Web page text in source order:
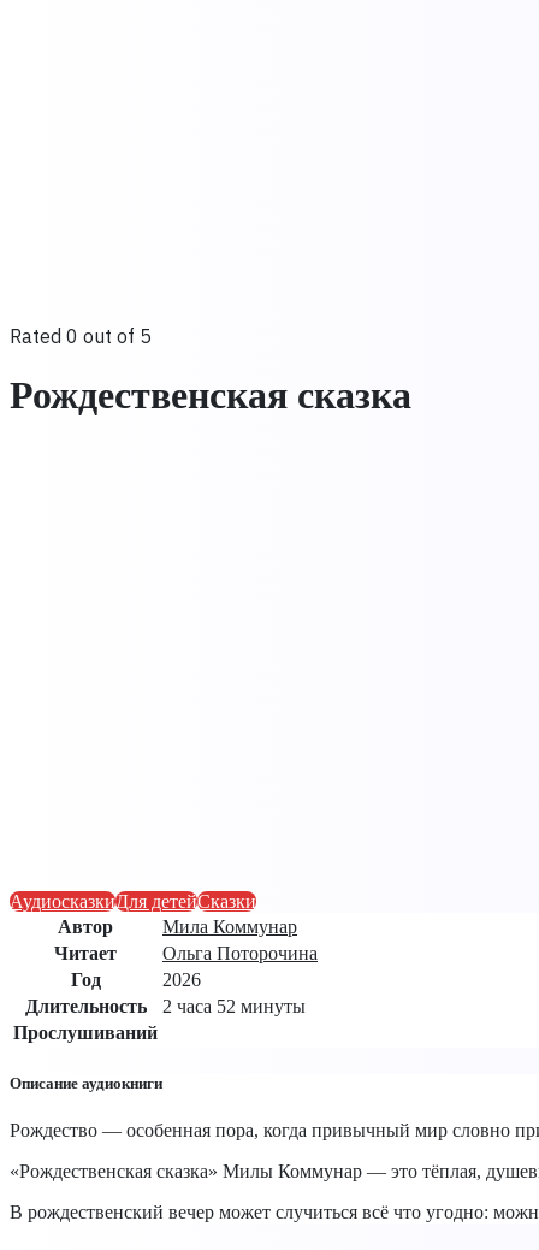
Rated 0 out of 5
Рождественская сказка
АудиосказкиДля детейСказки
Автор
Мила Коммунар
Читает
Ольга Поторочина
Год
2026
Длительность
2 часа 52 минуты
Прослушиваний
Описание аудиокниги
Рождество — особенная пора, когда привычный мир словно
«Рождественская сказка» Милы Коммунар — это тёплая,
В рождественский вечер может случиться всё что угодно: